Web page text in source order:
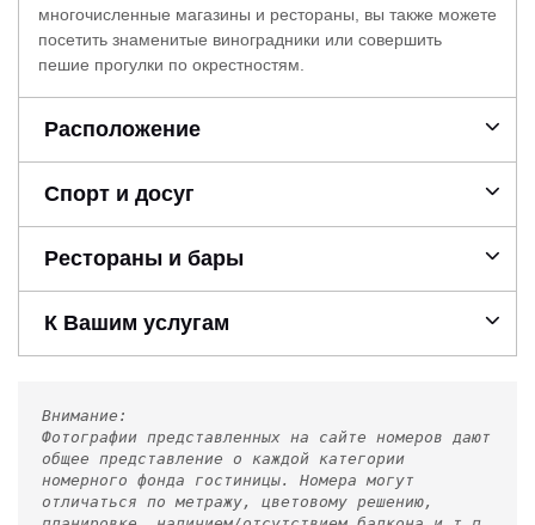
многочисленные магазины и рестораны, вы также можете
посетить знаменитые виноградники или совершить
пешие прогулки по окрестностям.
Расположение
Спорт и досуг
Рестораны и бары
К Вашим услугам
Внимание:
Фотографии представленных на сайте номеров дают
общее представление о каждой категории
номерного фонда гостиницы. Номера могут
отличаться по метражу, цветовому решению,